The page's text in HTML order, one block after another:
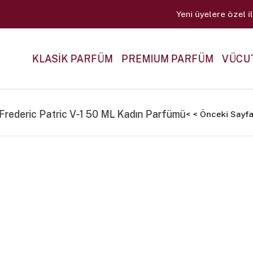
Yeni üyelere özel
KLASİK PARFÜM PREMIUM PARFÜM
Frederic Patric V-1 50 ML Kadın Parfümü< < Önceki